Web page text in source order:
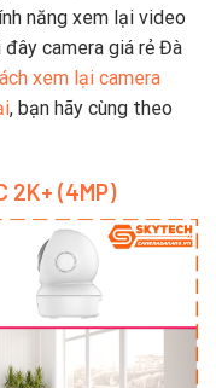
năng xem lại video
camera giá rẻ Đà
xem lại camera
, bạn hãy cùng theo
2K+ (4MP)